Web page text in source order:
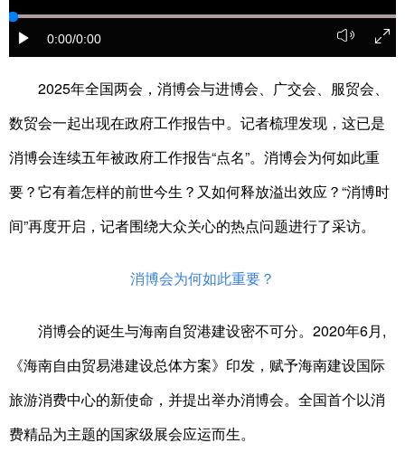
0:00/0:00
2025年全国两会，消博会与进博会、广交会、服贸会、
数贸会一起出现在政府工作报告中。记者梳理发现，这已是
消博会连续五年被政府工作报告“点名”。消博会为何如此重
要？它有着怎样的前世今生？又如何释放溢出效应？“消博时
间”再度开启，记者围绕大众关心的热点问题进行了采访。
消博会为何如此重要？
消博会的诞生与海南自贸港建设密不可分。2020年6月,
《海南自由贸易港建设总体方案》印发，赋予海南建设国际
旅游消费中心的新使命，并提出举办消博会。全国首个以消
费精品为主题的国家级展会应运而生。